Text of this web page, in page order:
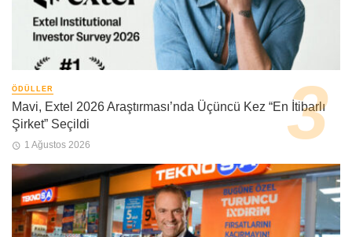
ÖDÜLLER
Mavi, Extel 2026 Araştırması’nda Üçüncü Kez “En İtibarlı
Şirket” Seçildi
1 Ağustos 2026